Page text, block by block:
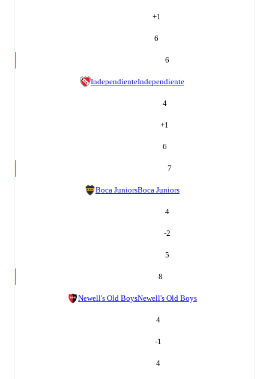
+1
6
6
IndependienteIndependiente
4
+1
6
7
Boca JuniorsBoca Juniors
4
-2
5
8
Newell's Old BoysNewell's Old Boys
4
-1
4